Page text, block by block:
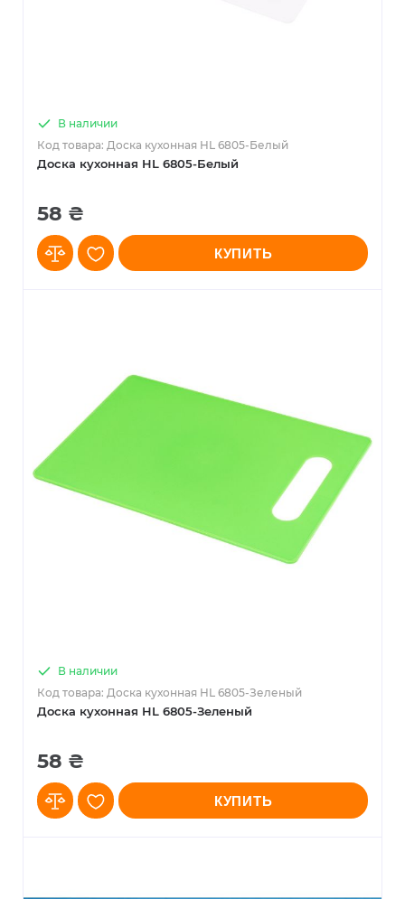
Доска кухонная HL 6805-Белый
В наличии
Код товара: Доска кухонная HL 6805-Белый
58 ₴
КУПИТЬ
Доска кухонная HL 6805-Зеленый
В наличии
Код товара: Доска кухонная HL 6805-Зеленый
58 ₴
КУПИТЬ